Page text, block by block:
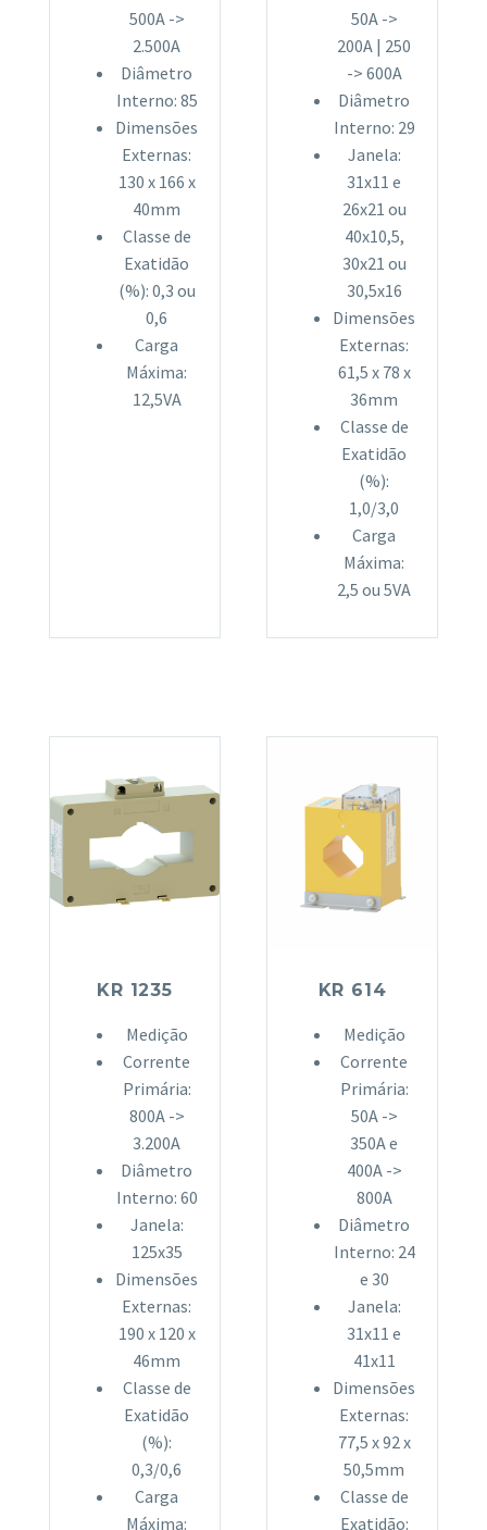
500A ->
2.500A
Diâmetro
Interno: 85
Dimensões
Externas:
130 x 166 x
40mm
Classe de
Exatidão
(%): 0,3 ou
0,6
Carga
Máxima:
12,5VA
50A ->
200A | 250
-> 600A
Diâmetro
Interno: 29
Janela:
31x11 e
26x21 ou
40x10,5,
30x21 ou
30,5x16
Dimensões
Externas:
61,5 x 78 x
36mm
Classe de
Exatidão
(%):
1,0/3,0
Carga
Máxima:
2,5 ou 5VA
KR 1235
Medição
Corrente
Primária:
800A ->
3.200A
Diâmetro
Interno: 60
Janela:
125x35
Dimensões
Externas:
190 x 120 x
46mm
Classe de
Exatidão
(%):
0,3/0,6
Carga
Máxima:
KR 614
Medição
Corrente
Primária:
50A ->
350A e
400A ->
800A
Diâmetro
Interno: 24
e 30
Janela:
31x11 e
41x11
Dimensões
Externas:
77,5 x 92 x
50,5mm
Classe de
Exatidão: